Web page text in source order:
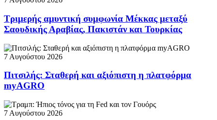
Τριμερής αμυντική συμφωνία Μέκκας μεταξύ
Σαουδικής Αραβίας, Πακιστάν και Τουρκίας
7 Αυγούστου 2026
Πιτσιλής: Σταθερή και αξιόπιστη η πλατφόρμα
myAGRO
7 Αυγούστου 2026